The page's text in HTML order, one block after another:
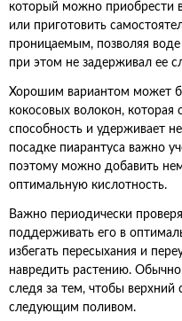
который можно приобрести
или приготовить
проницаемым, позволяя воде
при этом не задерживал ее
Хорошим вариантом может
кокосовых волокон,
способность и удерживает
посадке пиарантуса важно
поэтому можно добавить
оптимальную кислотность.
Важно периодически
поддерживать его в
избегать пересыхания и
навредить растению.
следя за тем, чтобы верхний
следующим поливом.